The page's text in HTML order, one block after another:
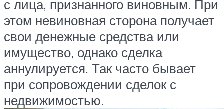
с лица, признанного виновным. При
этом невиновная сторона получает
свои денежные средства или
имущество, однако сделка
аннулируется. Так часто бывает
при сопровождении сделок с
недвижимостью.